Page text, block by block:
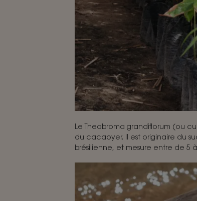
Le Theobroma grandiflorum (ou
du cacaoyer. Il est originaire du
brésilienne, et mesure entre de 5